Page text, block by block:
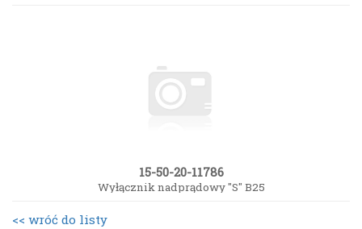
15-50-20-11786
Wyłącznik nadprądowy "S" B25
<< wróć do listy